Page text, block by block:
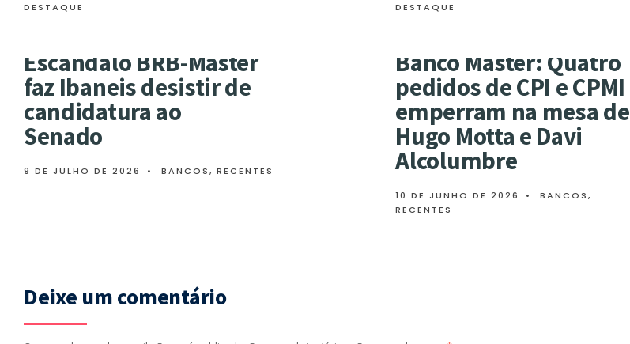
DESTAQUE
DESTAQUE
Escândalo BRB-Master
faz Ibaneis desistir de
candidatura ao
Senado
9 DE JULHO DE 2026 • BANCOS, RECENTES
Banco Master: Quatro
pedidos de CPI e CPMI
emperram na mesa de
Hugo Motta e Davi
Alcolumbre
10 DE JUNHO DE 2026 • BANCOS,
RECENTES
Deixe um comentário